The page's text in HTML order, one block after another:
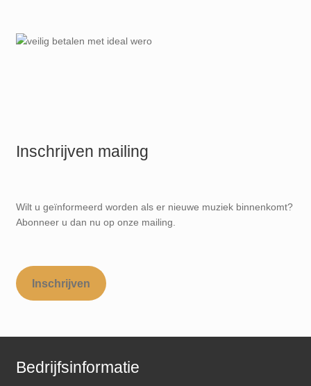
Inschrijven mailing
Wilt u geïnformeerd worden als er nieuwe muziek binnenkomt?
Abonneer u dan nu op onze mailing.
Inschrijven
Bedrijfsinformatie